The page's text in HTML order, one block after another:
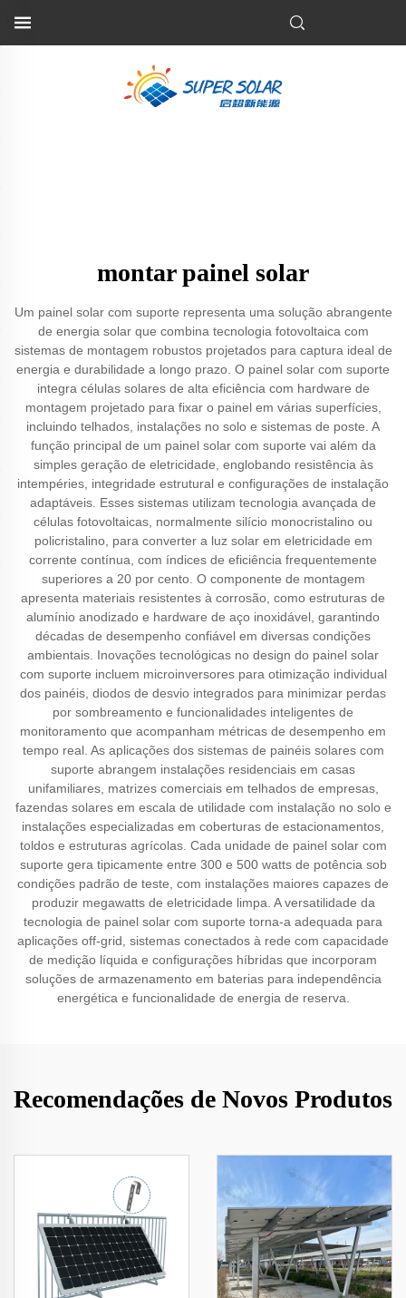
montar painel solar
Um painel solar com suporte representa uma solução abrangente
de energia solar que combina tecnologia fotovoltaica com
sistemas de montagem robustos projetados para captura ideal de
energia e durabilidade a longo prazo. O painel solar com suporte
integra células solares de alta eficiência com hardware de
montagem projetado para fixar o painel em várias superfícies,
incluindo telhados, instalações no solo e sistemas de poste. A
função principal de um painel solar com suporte vai além da
simples geração de eletricidade, englobando resistência às
intempéries, integridade estrutural e configurações de instalação
adaptáveis. Esses sistemas utilizam tecnologia avançada de
células fotovoltaicas, normalmente silício monocristalino ou
policristalino, para converter a luz solar em eletricidade em
corrente contínua, com índices de eficiência frequentemente
superiores a 20 por cento. O componente de montagem
apresenta materiais resistentes à corrosão, como estruturas de
alumínio anodizado e hardware de aço inoxidável, garantindo
décadas de desempenho confiável em diversas condições
ambientais. Inovações tecnológicas no design do painel solar
com suporte incluem microinversores para otimização individual
dos painéis, diodos de desvio integrados para minimizar perdas
por sombreamento e funcionalidades inteligentes de
monitoramento que acompanham métricas de desempenho em
tempo real. As aplicações dos sistemas de painéis solares com
suporte abrangem instalações residenciais em casas
unifamiliares, matrizes comerciais em telhados de empresas,
fazendas solares em escala de utilidade com instalação no solo e
instalações especializadas em coberturas de estacionamentos,
toldos e estruturas agrícolas. Cada unidade de painel solar com
suporte gera tipicamente entre 300 e 500 watts de potência sob
condições padrão de teste, com instalações maiores capazes de
produzir megawatts de eletricidade limpa. A versatilidade da
tecnologia de painel solar com suporte torna-a adequada para
aplicações off-grid, sistemas conectados à rede com capacidade
de medição líquida e configurações híbridas que incorporam
soluções de armazenamento em baterias para independência
energética e funcionalidade de energia de reserva.
Recomendações de Novos Produtos